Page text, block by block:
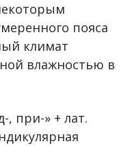
пояса
климат
влажностью в
, при-» + лат.